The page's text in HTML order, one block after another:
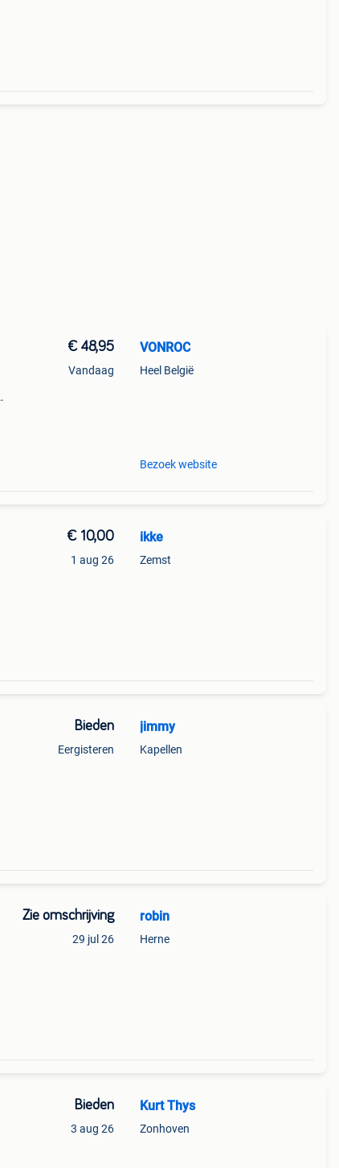
€ 48,95
Vandaag
VONROC
Heel België
Bezoek website
€ 10,00
1 aug 26
ikke
Zemst
Bieden
Eergisteren
jimmy
Kapellen
Zie omschrijving
29 jul 26
robin
Herne
Bieden
3 aug 26
Kurt Thys
Zonhoven